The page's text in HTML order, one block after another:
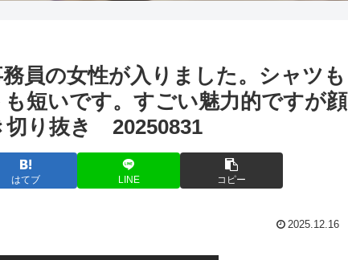
員の女性が入りました。シャツも
短いです。すごい魅力的ですが顔
り抜き 20250831
はてブ LINE コピー
2025.12.16